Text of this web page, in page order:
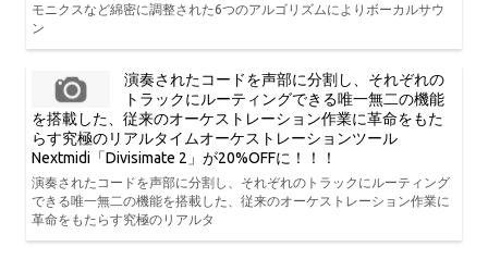
モニクスなど綿密に調整された6つのアルゴリズムによりボーカルサウ
ン
演奏されたコードを声部に分割し、それぞれの
トラックにルーティングできる唯一無二の機能
を搭載した、従来のオーケストレーション作業に革命をもた
らす究極のリアルタイムオーケストレーションツール
Nextmidi「Divisimate 2」が20%OFFに！！！
演奏されたコードを声部に分割し、それぞれのトラックにルーティング
できる唯一無二の機能を搭載した、従来のオーケストレーション作業に
革命をもたらす究極のリアルタ